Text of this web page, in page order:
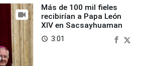
Más de 100 mil fieles
recibirían a Papa León
XIV en Sacsayhuaman
access_time 3:01